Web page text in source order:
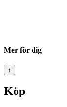
Mer för dig
↑
Köp